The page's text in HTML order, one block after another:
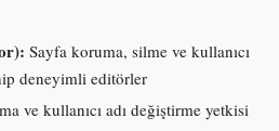
Sayfa koruma, silme ve kullanıcı
deneyimli editörler
ve kullanıcı adı değiştirme yetkisi